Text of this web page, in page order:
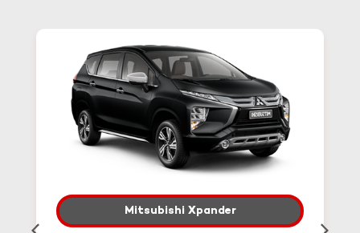
Mitsubishi Xpander